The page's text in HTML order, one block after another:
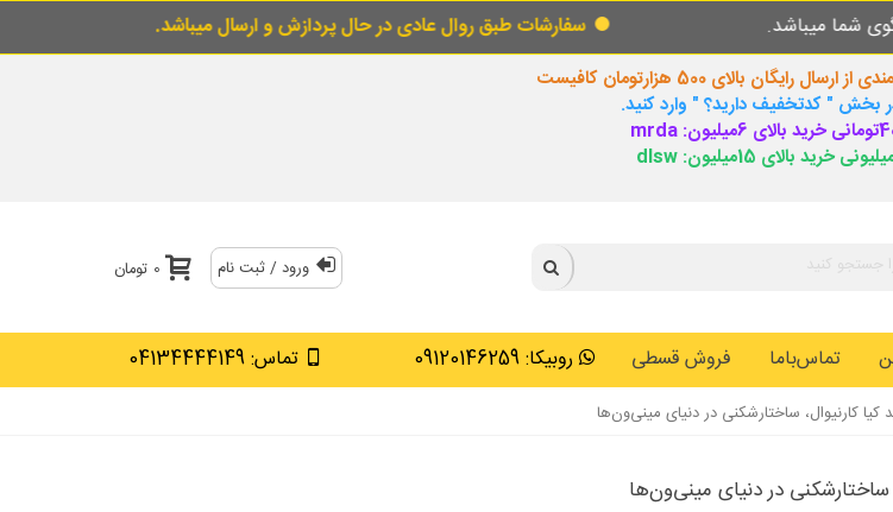
سفارشات طبق روال عادی در حال پردازش و ارسال میباشد.
رایگان بالای 500 هزارتومان کافیست
ورود / ثبت نام 0 تومان
روبیکا: 09120146259 تماس: 04134444149 تماس‌باما فروش قسطی
کارنیوال، ساختارشکنی در دنیای مینی‌ون‌ها
در دنیای مینی‌ون‌ها